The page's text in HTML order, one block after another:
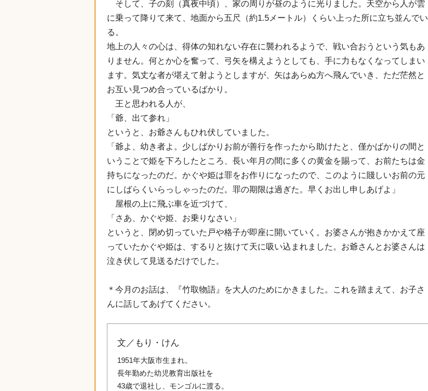
そして、子の刻（真夜中頃）、家の周りが昼のように光りました。天空から人が雲
に乗って降りて来て、地面から五尺（約1.5メートル）くらい上った所に立ち並んでい
る。
地上の人々の心は、得体の知れない存在に襲われるようで、戦い合おうという気もあ
りません。何とか心を奮って、弓矢を構えようとしても、手に力もなくなってしまい
ます。気丈な者が堪えて射ようとしますが、矢はあらぬ方へ飛んでいき、ただ茫然と
お互い見つめ合っているばかり。
王と思われる人が、
「爺、出て参れ」
というと、お爺さんもひれ伏していました。
「爺よ、幼き者よ。少しばかりお前が善行を作ったから助けたと、僅かばかりの間と
いうことで姫を下ろしたところ、長い年月の間に多くの黄金を賜って、お前たちは金
持ちになったのだ。かぐや姫は罪をお作りになったので、このように賤しいお前の元
にしばらくいらっしゃったのだ。罪の期限は過ぎた。早くお出し申しあげよ」
屋根の上に飛ぶ車を近づけて、
「さあ、かぐや姫、お乗りなさい」
というと、閉め切っていた戸や格子が即座に開いていく。お婆さんが抱きかかえて座
っていたかぐや姫は、するりと抜けて天に吸い込まれました。お爺さんとお婆さんは
泣き伏して見送るだけでした。
＊今月のお話は、『竹取物語』を大人のためにかきました。これを踏まえて、お子さ
んに話してあげてください。
文／もり・けん
1951年大阪市生まれ。
長年勤めた幼児教育出版社を
43歳で退社し、モンゴルに渡る。